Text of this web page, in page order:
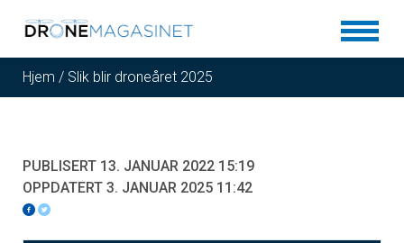
Hjem / Slik blir droneåret 2025
PUBLISERT 13. JANUAR 2022 15:19
OPPDATERT 3. JANUAR 2025 11:42